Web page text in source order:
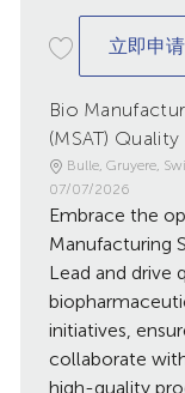
立即申请
Bio
(MSAT) Quality
地
点
Bulle, Gruyere,
07/07/2026
Embrace the
Manufacturing
Lead and drive
initiatives,
collaborate
high-quality